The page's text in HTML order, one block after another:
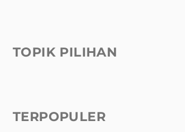
TOPIK PILIHAN
TERPOPULER